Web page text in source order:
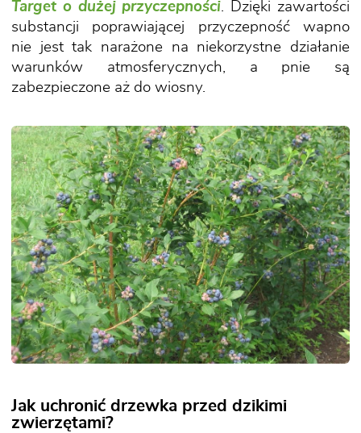
Target o dużej przyczepności. Dzięki zawartości
substancji poprawiającej przyczepność wapno
nie jest tak narażone na niekorzystne działanie
warunków atmosferycznych, a pnie są
zabezpieczone aż do wiosny.
Jak uchronić drzewka przed dzikimi
zwierzętami?